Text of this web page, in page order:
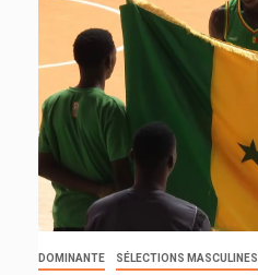
DOMINANTE SÉLECTIONS MASCULINES